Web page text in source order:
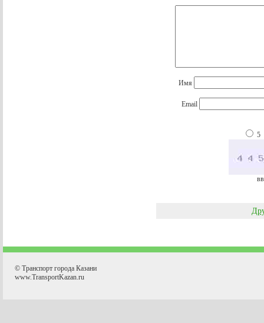
Имя
Email
5
© Транспорт города Казани
www.TransportKazan.ru